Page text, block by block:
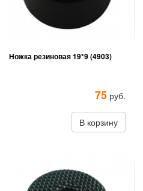
Ножка резиновая 19*9 (4903)
75 руб.
В корзину